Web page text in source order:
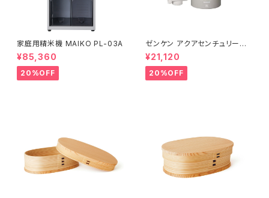
家庭用精米機 MAIKO PL-03A
¥85,360
20%OFF
ゼンケン アクアセンチュリース
マート MFH-S75
¥21,120
20%OFF